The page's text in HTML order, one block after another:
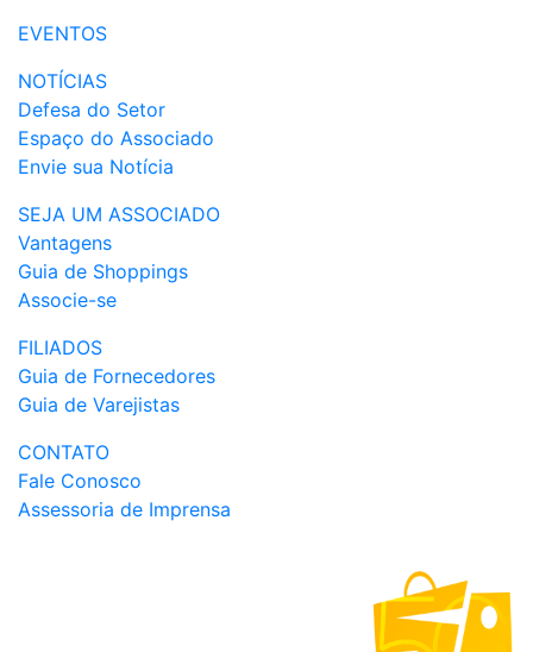
EVENTOS
NOTÍCIAS
Defesa do Setor
Espaço do Associado
Envie sua Notícia
SEJA UM ASSOCIADO
Vantagens
Guia de Shoppings
Associe-se
FILIADOS
Guia de Fornecedores
Guia de Varejistas
CONTATO
Fale Conosco
Assessoria de Imprensa